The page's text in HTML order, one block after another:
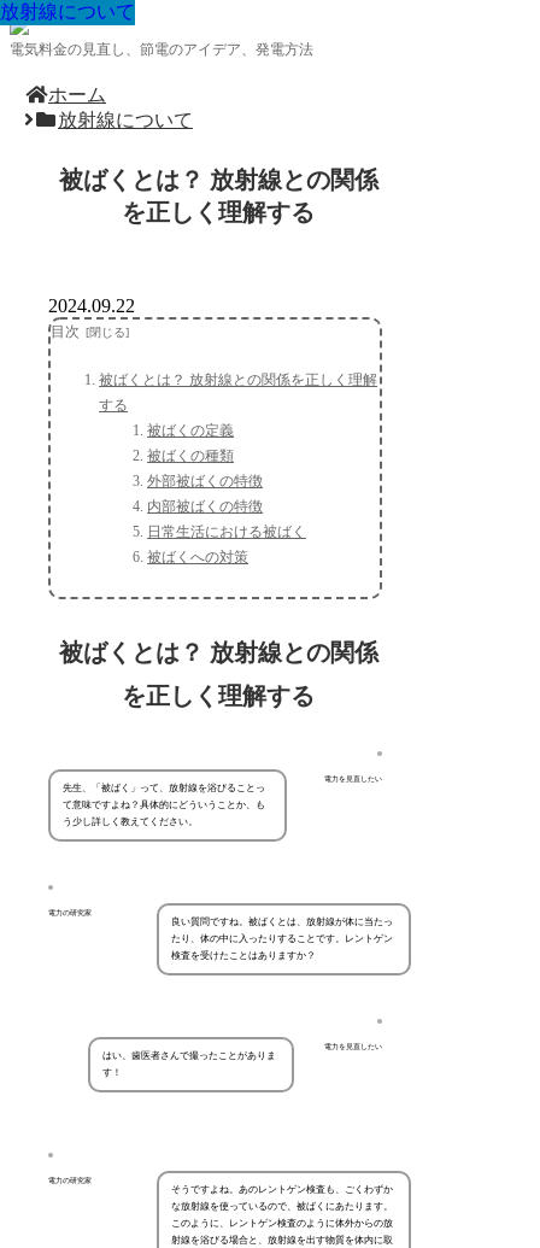
電気料金の見直し、節電のアイデア、発電方法
ホーム
放射線について
被ばくとは？ 放射線との関係
を正しく理解する
放射線について
2024.09.22
目次
被ばくとは？ 放射線との関係を正しく理解
する
被ばくの定義
被ばくの種類
外部被ばくの特徴
内部被ばくの特徴
日常生活における被ばく
被ばくへの対策
被ばくとは？ 放射線との関係
を正しく理解する
電力を見直したい
先生、「被ばく」って、放射線を浴びることっ
て意味ですよね？具体的にどういうことか、も
う少し詳しく教えてください。
電力の研究家
良い質問ですね。被ばくとは、放射線が体に当たっ
たり、体の中に入ったりすることです。レントゲン
検査を受けたことはありますか？
電力を見直したい
はい、歯医者さんで撮ったことがありま
す！
電力の研究家
そうですよね。あのレントゲン検査も、ごくわずか
な放射線を使っているので、被ばくにあたります。
このように、レントゲン検査のように体外からの放
射線を浴びる場合と、放射線を出す物質を体内に取
放射線について
放射線について
放射線について
放射線について
放射線について
放射線について
放射線について
放射線について